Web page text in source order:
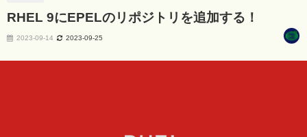
RHEL 9にEPELのリポジトリを追加する！
2023-09-14 2023-09-25